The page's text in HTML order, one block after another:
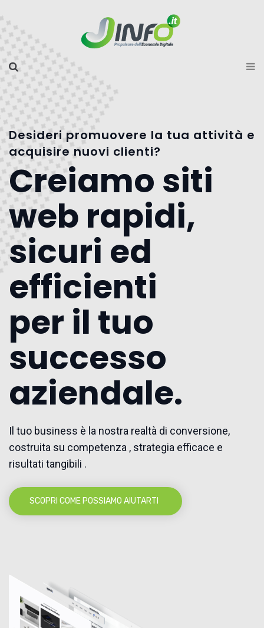
Desideri promuovere la tua attività e
acquisire nuovi clienti?
Creiamo siti
web rapidi,
sicuri ed
efficienti
per il tuo
successo
aziendale.
Il tuo business è la nostra realtà di conversione,
costruita su competenza , strategia efficace e
risultati tangibili .
SCOPRI COME POSSIAMO AIUTARTI